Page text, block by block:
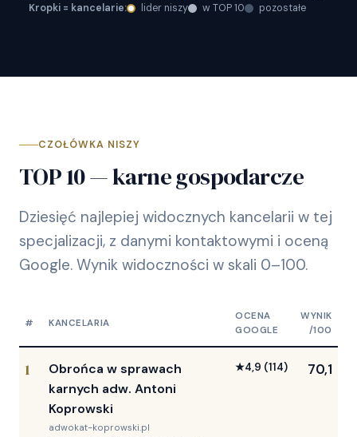
Kropki = kancelarie:
lider niszy w TOP 10 pozostałe
CZOŁÓWKA NISZY
TOP 10 — karne gospodarcze
Dziesięć najlepiej widocznych kancelarii w tej
specjalizacji, z danymi kontaktowymi i oceną
Google. Wynik widoczności w skali 0–100.
# KANCELARIA
OCENA
GOOGLE
WYNIK
/100
1
Obrońca w sprawach
karnych adw. Antoni
Koprowski
adwokat-koprowski.pl
★4,9 (114) 70,1